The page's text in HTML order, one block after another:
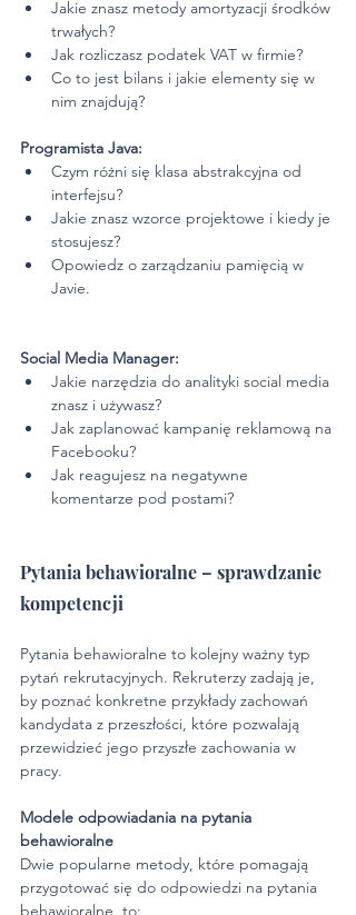
Jakie znasz metody amortyzacji środków
trwałych?
Jak rozliczasz podatek VAT w firmie?
Co to jest bilans i jakie elementy się w
nim znajdują?
Programista Java:
Czym różni się klasa abstrakcyjna od
interfejsu?
Jakie znasz wzorce projektowe i kiedy je
stosujesz?
Opowiedz o zarządzaniu pamięcią w
Javie.
Social Media Manager:
Jakie narzędzia do analityki social media
znasz i używasz?
Jak zaplanować kampanię reklamową na
Facebooku?
Jak reagujesz na negatywne
komentarze pod postami?
Pytania behawioralne – sprawdzanie
kompetencji
Pytania behawioralne to kolejny ważny typ
pytań rekrutacyjnych. Rekruterzy zadają je,
by poznać konkretne przykłady zachowań
kandydata z przeszłości, które pozwalają
przewidzieć jego przyszłe zachowania w
pracy.
Modele odpowiadania na pytania
behawioralne
Dwie popularne metody, które pomagają
przygotować się do odpowiedzi na pytania
behawioralne, to: